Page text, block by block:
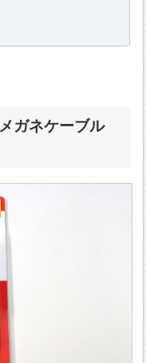
ガネケーブル